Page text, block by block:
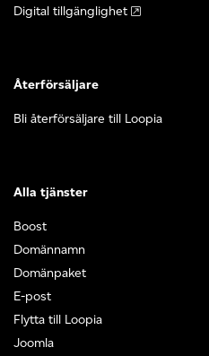
Digital tillgänglighet
Återförsäljare
Bli återförsäljare till Loopia
Alla tjänster
Boost
Domännamn
Domänpaket
E-post
Flytta till Loopia
Joomla